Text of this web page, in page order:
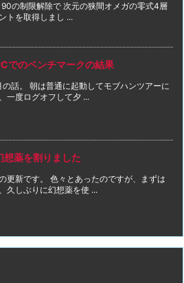
の制限解除で 次元の狭間オメガの零式4層
トを取得しまし ...
でのベンチマークの結果
の話。 朝は普通に起動してモブハンツアーに
一度ログオフして夕 ...
想薬を割りました
更新です。 色々とあったのですが、まずは
久しぶりに幻想薬を使 ...